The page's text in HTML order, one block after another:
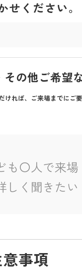
せください。
その他ご希望
ければ、ご来場までにご
事項